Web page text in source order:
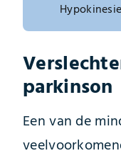
parkinson
Een van de